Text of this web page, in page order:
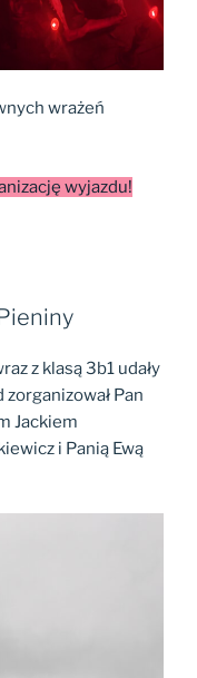
wrażeń
wyjazdu!
z klasą 3b1 udały
Pan
Jackiem
i Panią Ewą